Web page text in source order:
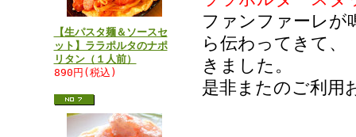
【生パスタ麺＆ソースセ
ット】ララポルタのナポ
リタン（１人前）
890円(税込)
ファンファーレが
ら伝わってきて
きました。
是非またのご利用